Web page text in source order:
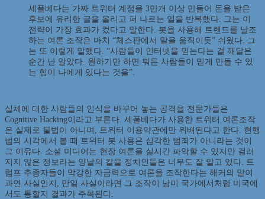
세폴베다는 가짜 트위터 계정을 3만개 이상 만들어 돈을 받은
후보에 유리한 글을 올리고 퍼 나르는 일을 반복했다. 그는 이
전략이 가장 효과가 컸다고 말한다. 봇을 사용해 트렌드를 날조
하는 여론 조작은 마치 “체스판에서 말을 움직이듯” 쉬웠다. 그
는 또 이렇게 말했다. “사람들이 인터넷을 믿는다는 걸 깨달은
순간 난 알았다. 원하기만 하면 뭐든 사람들이 믿게 만들 수 있
는 힘이 나에게 있다는 것을”.
실체에 대한 사람들의 인식을 바꾸어 놓는 공격을 전문가들은
Cognitive Hacking이라고 부른다. 세폴베다가 사용한 트위터 여론조작
은 실제로 불법이 아니며, 트위터 이용약관에만 위배된다고 한다. 현행
법의 시각에서 볼 때 트위터 봇 사용은 심각한 범죄가 아니라는 것이
그 이유다. 소셜 미디어는 현장 여론을 실시간 파악할 수 있지만 걸러
지지 않은 정보라는 양날의 칼을 정치인들은 너무도 잘 알고 있다. 트
럼프 추종자들이 막강한 자금력으로 여론을 조작한다는 해커의 말이
과연 사실인지, 만일 사실이라면 그 조작이 남미 국가에서처럼 미국에
서도 통할지 결과가 주목된다.